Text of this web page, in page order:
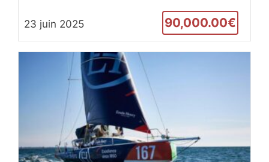
23 juin 2025 90,000.00€